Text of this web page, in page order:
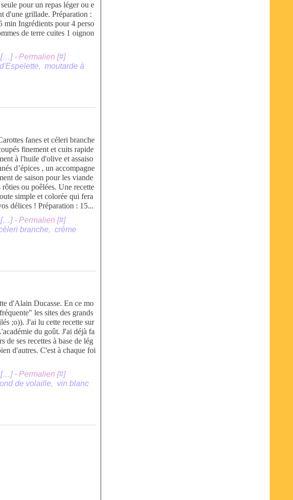
pour un repas léger ou e
d'une grillade. Préparation :
min Ingrédients pour 4 perso
de terre cuites 1 oignon
…]- Permalien [#]
, moutarde à
fanes et céleri branche
finement et cuits rapide
à l'huile d'olive et assaiso
d’épices , un accompagne
de saison pour les viande
rôties ou poêlées. Une recette
simple et colorée qui fera
délices ! Préparation : 15...
…]- Permalien [#]
branche, crème
d'Alain Ducasse. En ce mo
les sites des grands
;o)). J'ai lu cette recette sur
du goût. J'ai déjà fa
de ses recettes à base de lég
d'autres. C'est à chaque foi
…]- Permalien [#]
de volaille, vin blanc